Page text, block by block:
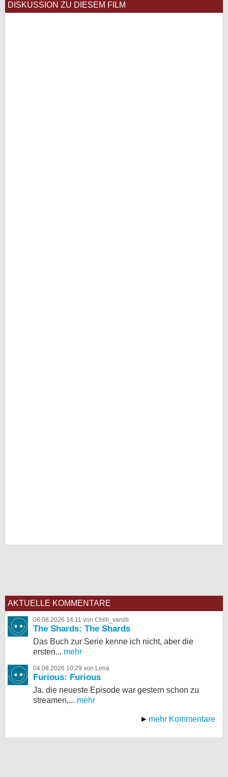
DISKUSSION ZU DIESEM FILM
AKTUELLE KOMMENTARE
08.08.2026 14:11 von Chilli_vanilli
The Shards: The Shards
Das Buch zur Serie kenne ich nicht, aber die
ersten... mehr
04.08.2026 10:29 von Lena
Furious: Furious
Ja, die neueste Episode war gestern schon zu
streamen,... mehr
mehr Kommentare